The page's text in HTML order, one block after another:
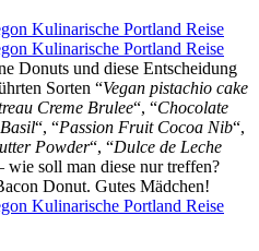
Donuts und diese Entscheidung
Sorten “Vegan pistachio cake
Creme Brulee“, “Chocolate
“, “Passion Fruit Cocoa Nib“,
Powder“, “Dulce de Leche
wie soll man diese nur treffen?
Donut. Gutes Mädchen!